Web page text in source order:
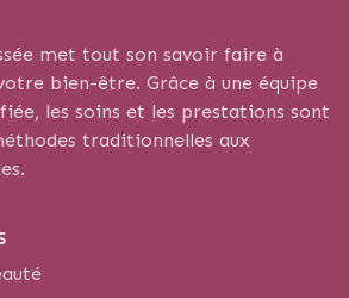
met tout son savoir faire à
bien-être. Grâce à une équipe
les soins et les prestations sont
traditionnelles aux